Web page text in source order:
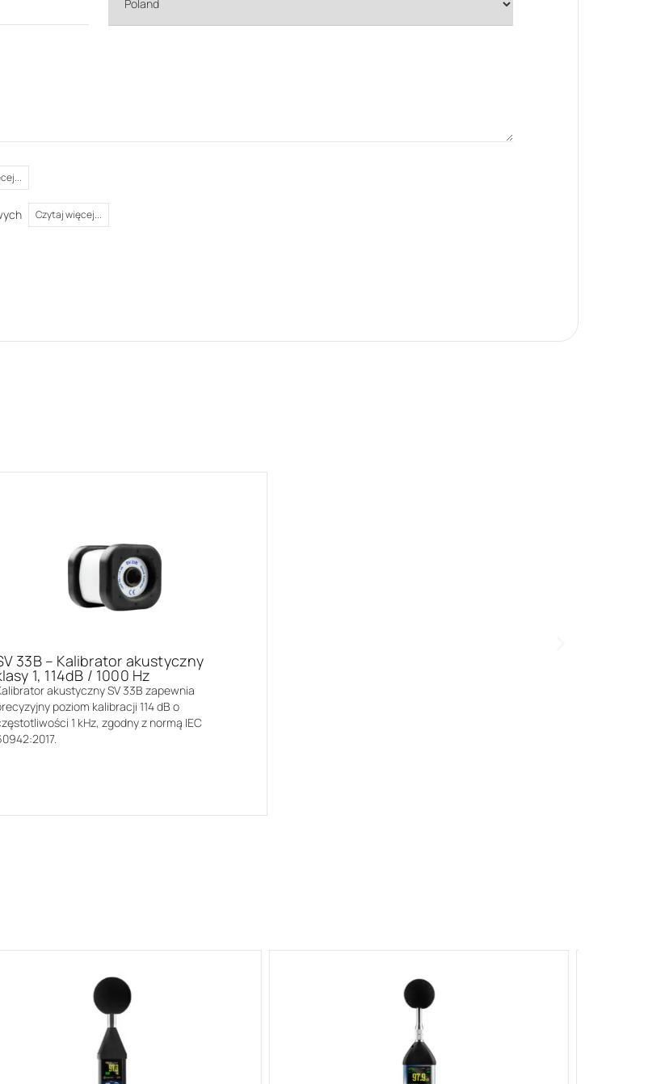
Czytaj więcej...
33B – Kalibrator akustyczny
1, 114dB / 1000 Hz
akustyczny SV 33B zapewnia
poziom kalibracji 114 dB o
1 kHz, zgodny z normą IEC